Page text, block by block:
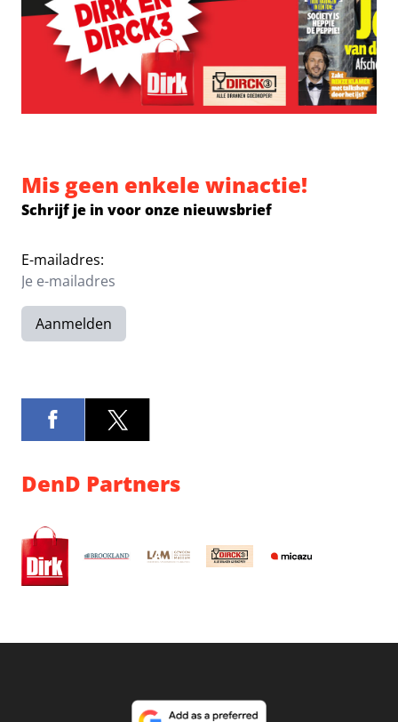
Mis geen enkele winactie!
Schrijf je in voor onze nieuwsbrief
E-mailadres:
Aanmelden
DenD Partners